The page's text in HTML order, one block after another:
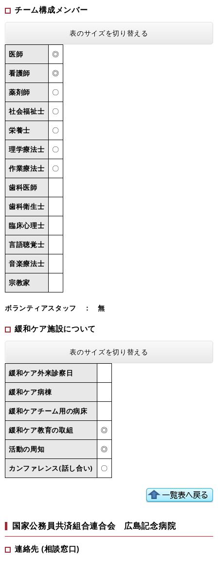
チーム構成メンバー
表のサイズを切り替える
医師 ◎
看護師 ◎
薬剤師 〇
社会福祉士 〇
栄養士 〇
理学療法士 〇
作業療法士 〇
歯科医師
歯科衛生士
臨床心理士
言語聴覚士
音楽療法士
宗教家
ボランティアスタッフ ： 無
緩和ケア施設について
表のサイズを切り替える
緩和ケア外来診察日
緩和ケア病棟
緩和ケアチーム用の病床
緩和ケア教育の取組 ◎
活動の周知 ◎
カンファレンス(話し合い) 〇
国家公務員共済組合連合会 広島記念病院
連絡先 (相談窓口)